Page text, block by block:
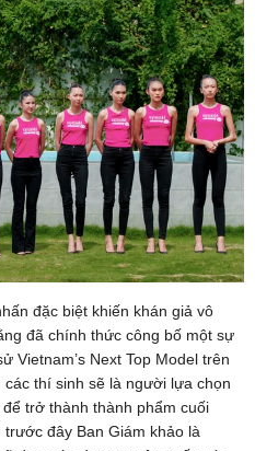
đặc biệt khiến khán giả vô
đã chính thức công bố một sự
Vietnam’s Next Top Model trên
thí sinh sẽ là người lựa chọn
trở thành thành phẩm cuối
đây Ban Giám khảo là